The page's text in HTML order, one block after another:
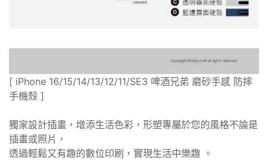
[ iPhone 16/15/14/13/12/11/SE3 啤酒兄弟 磨砂手感 防摔
手機殼 ]
獨家設計插畫，增添生活色彩，形塑專屬於您的風格不論是
插畫或照片，
透過輕鬆又有趣的數位印刷，實現生活中樂趣 。